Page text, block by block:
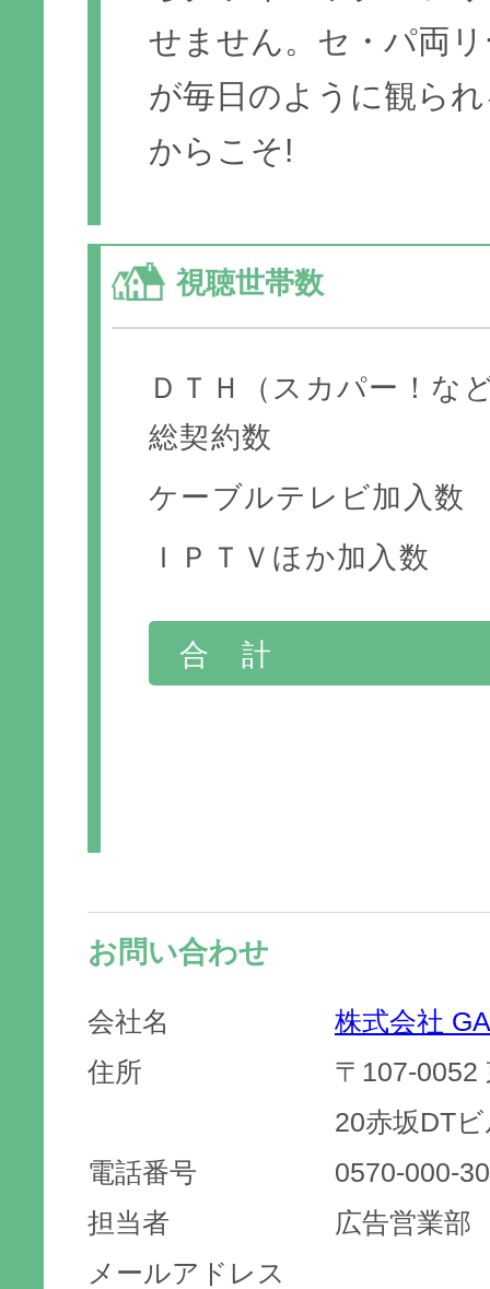
せません。セ・パ両
が毎日のように観ら
からこそ!
視聴世帯数
ＤＴＨ（スカパー！な
総契約数
ケーブルテレビ加入数
ＩＰＴＶほか加入数
合 計
お問い合わせ
会社名
株式会社
住所
〒107-0052
20赤坂DT
電話番号
0570-000-
担当者
広告営業部
メールアドレス